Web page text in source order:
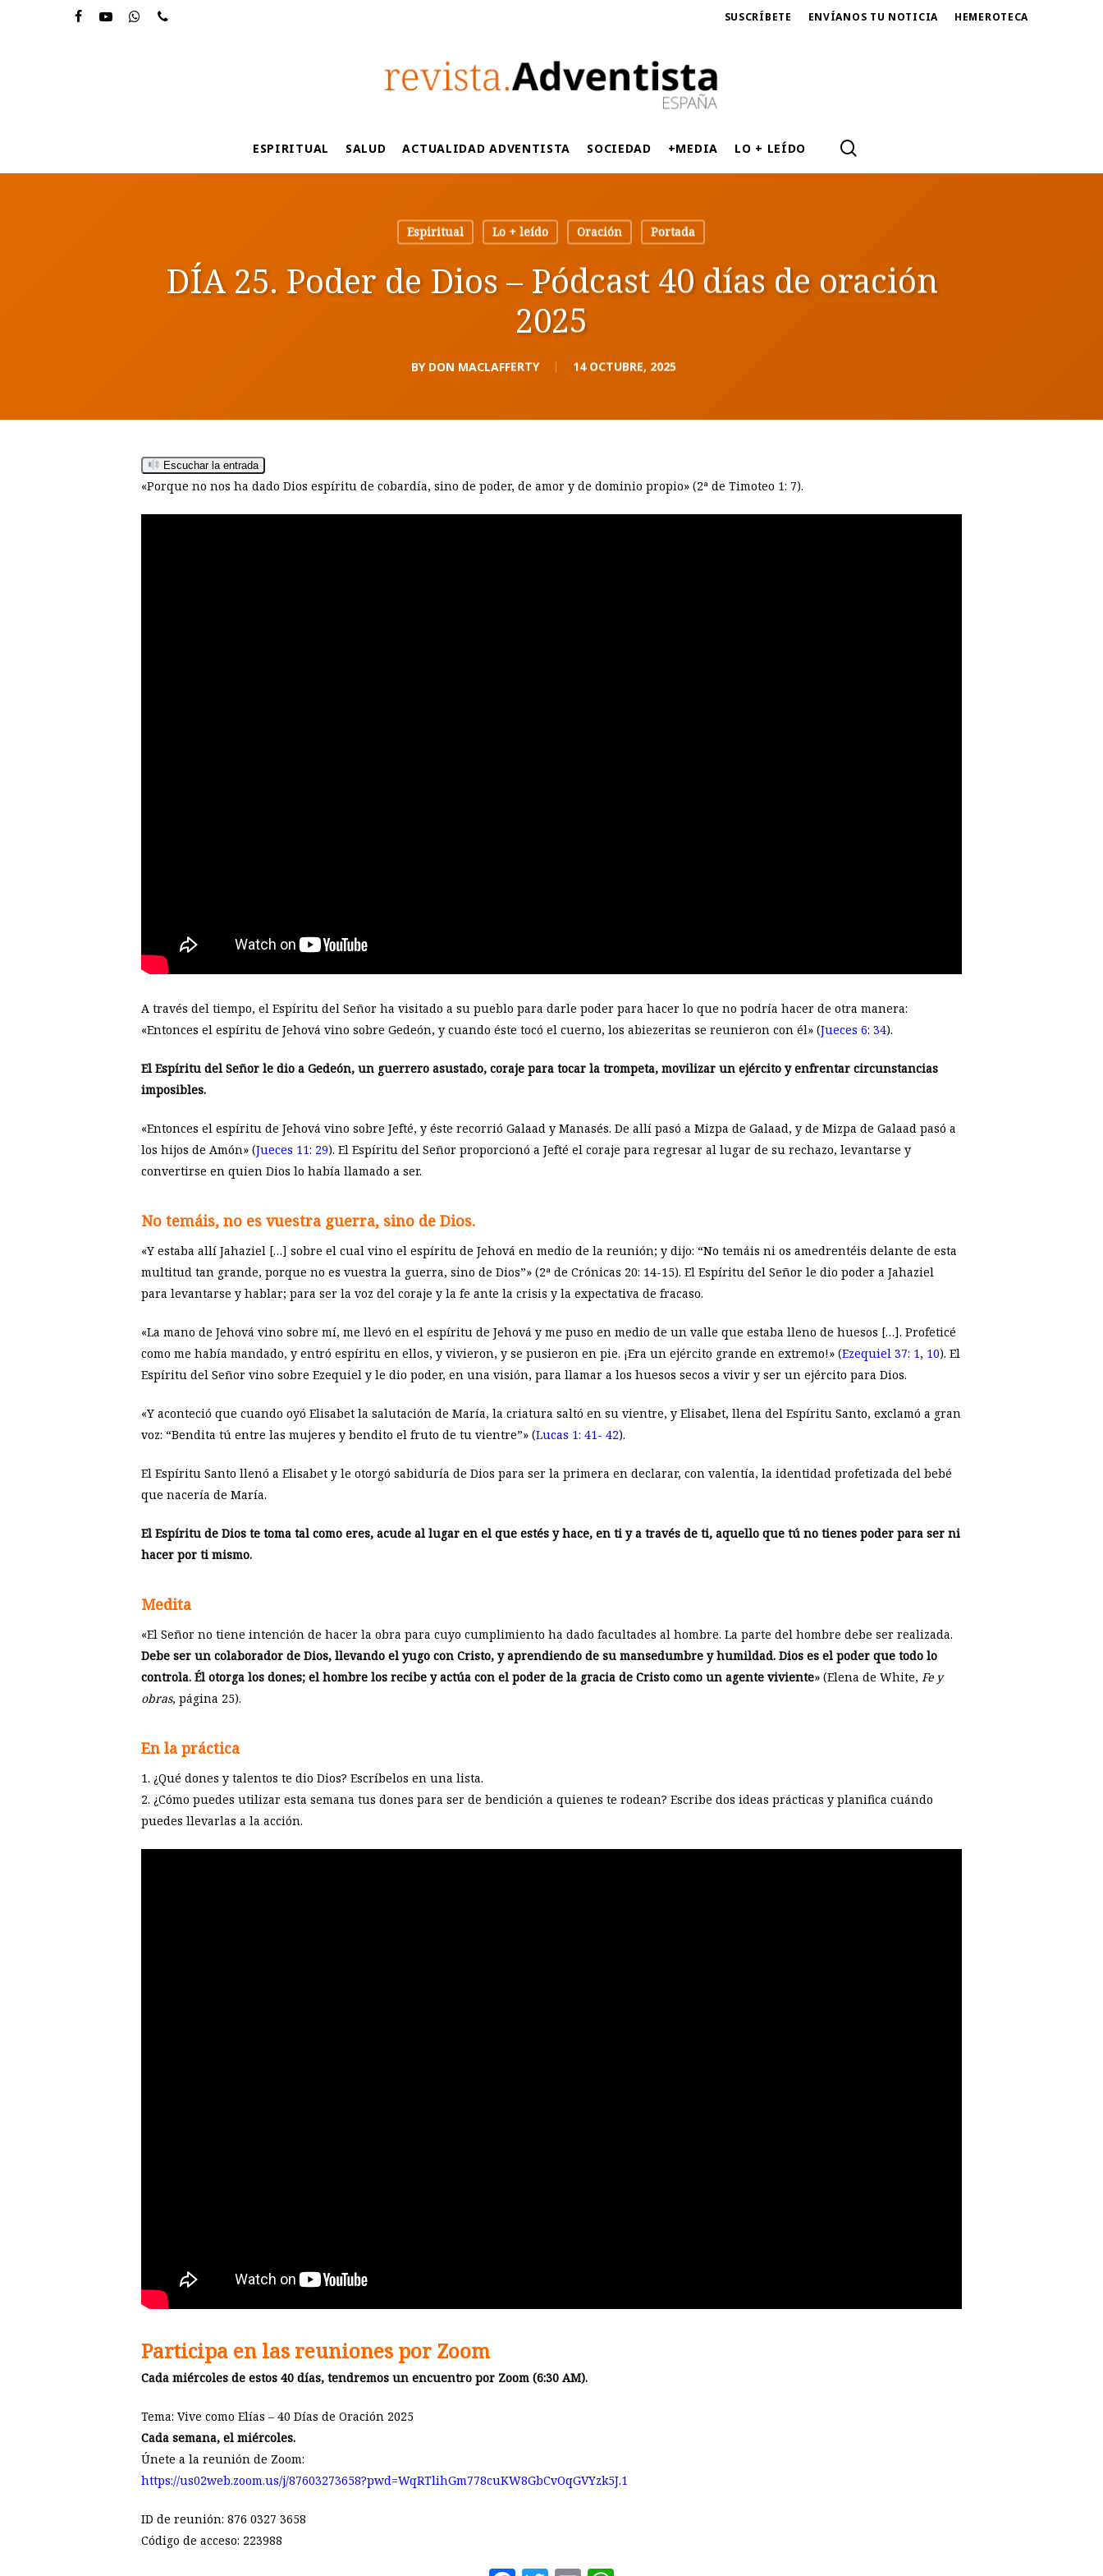
SUSCRÍBETE ENVÍANOS TU NOTICIA HEMEROTECA
ESPIRITUAL SALUD ACTUALIDAD ADVENTISTA SOCIEDAD +MEDIA LO + LEÍDO
Espiritual Lo + leído Oración Portada
DÍA 25. Poder de Dios – Pódcast 40 días de oración
2025
BY DON MACLAFFERTY 14 OCTUBRE, 2025
Escuchar la entrada
«Porque no nos ha dado Dios espíritu de cobardía, sino de poder, de amor y de dominio propio» (2ª de Timoteo 1: 7).
A través del tiempo, el Espíritu del Señor ha visitado a su pueblo para darle poder para hacer lo que no podría hacer de otra manera:
«Entonces el espíritu de Jehová vino sobre Gedeón, y cuando éste tocó el cuerno, los abiezeritas se reunieron con él» (Jueces 6: 34).
El Espíritu del Señor le dio a Gedeón, un guerrero asustado, coraje para tocar la trompeta, movilizar un ejército y enfrentar circunstancias
imposibles.
«Entonces el espíritu de Jehová vino sobre Jefté, y éste recorrió Galaad y Manasés. De allí pasó a Mizpa de Galaad, y de Mizpa de Galaad pasó a
los hijos de Amón» (Jueces 11: 29). El Espíritu del Señor proporcionó a Jefté el coraje para regresar al lugar de su rechazo, levantarse y
convertirse en quien Dios lo había llamado a ser.
No temáis, no es vuestra guerra, sino de Dios.
«Y estaba allí Jahaziel […] sobre el cual vino el espíritu de Jehová en medio de la reunión; y dijo: “No temáis ni os amedrentéis delante de esta
multitud tan grande, porque no es vuestra la guerra, sino de Dios”» (2ª de Crónicas 20: 14-15). El Espíritu del Señor le dio poder a Jahaziel
para levantarse y hablar; para ser la voz del coraje y la fe ante la crisis y la expectativa de fracaso.
«La mano de Jehová vino sobre mí, me llevó en el espíritu de Jehová y me puso en medio de un valle que estaba lleno de huesos […]. Profeticé
como me había mandado, y entró espíritu en ellos, y vivieron, y se pusieron en pie. ¡Era un ejército grande en extremo!» (Ezequiel 37: 1, 10). El
Espíritu del Señor vino sobre Ezequiel y le dio poder, en una visión, para llamar a los huesos secos a vivir y ser un ejército para Dios.
«Y aconteció que cuando oyó Elisabet la salutación de María, la criatura saltó en su vientre, y Elisabet, llena del Espíritu Santo, exclamó a gran
voz: “Bendita tú entre las mujeres y bendito el fruto de tu vientre”» (Lucas 1: 41- 42).
El Espíritu Santo llenó a Elisabet y le otorgó sabiduría de Dios para ser la primera en declarar, con valentía, la identidad profetizada del bebé
que nacería de María.
El Espíritu de Dios te toma tal como eres, acude al lugar en el que estés y hace, en ti y a través de ti, aquello que tú no tienes poder para ser ni
hacer por ti mismo.
Medita
«El Señor no tiene intención de hacer la obra para cuyo cumplimiento ha dado facultades al hombre. La parte del hombre debe ser realizada.
Debe ser un colaborador de Dios, llevando el yugo con Cristo, y aprendiendo de su mansedumbre y humildad. Dios es el poder que todo lo
controla. Él otorga los dones; el hombre los recibe y actúa con el poder de la gracia de Cristo como un agente viviente» (Elena de White, Fe y
obras, página 25).
En la práctica
1. ¿Qué dones y talentos te dio Dios? Escríbelos en una lista.
2. ¿Cómo puedes utilizar esta semana tus dones para ser de bendición a quienes te rodean? Escribe dos ideas prácticas y planifica cuándo
puedes llevarlas a la acción.
Participa en las reuniones por Zoom
Cada miércoles de estos 40 días, tendremos un encuentro por Zoom (6:30 AM).
Tema: Vive como Elías – 40 Días de Oración 2025
Cada semana, el miércoles.
Únete a la reunión de Zoom:
https://us02web.zoom.us/j/87603273658?pwd=WqRTlihGm778cuKW8GbCvOqGVYzk5J.1
ID de reunión: 876 0327 3658
Código de acceso: 223988